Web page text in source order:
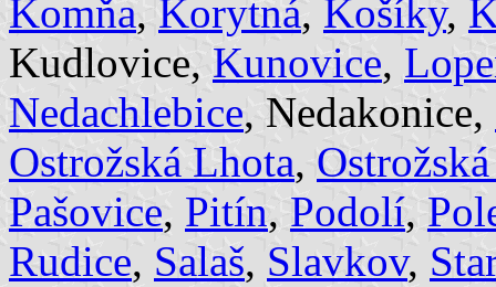
Komňa, Korytná, Košíky,
Kudlovice, Kunovice,
Nedachlebice, Nedakonice,
Ostrožská Lhota,
Pašovice, Pitín, Podolí,
Rudice, Salaš, Slavkov,